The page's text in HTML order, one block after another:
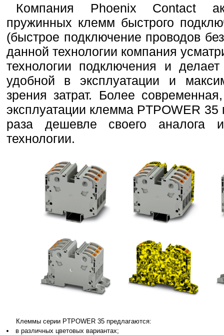
Компания Phoenix Contact
пружинных клемм быстрого
(быстрое подключение проводов
данной технологии компания
технологии подключения и
удобной в эксплуатации и
зрения затрат. Более
эксплуатации клемма PTPOWER
раза дешевле своего аналога
технологии.
Клеммы серии PTPOWER 35 предлагаются:
в различных цветовых вариантах;